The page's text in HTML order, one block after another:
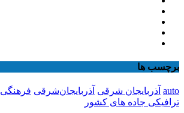
برچسب ها
auto آذربایجان شرقی آذربایجان‌شرقی فرهنگی
ترافیکی جاده های کشور